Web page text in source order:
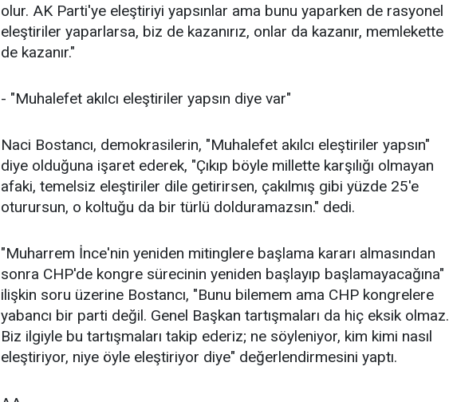
olur. AK Parti'ye eleştiriyi yapsınlar ama bunu yaparken de rasyonel
eleştiriler yaparlarsa, biz de kazanırız, onlar da kazanır, memlekette
de kazanır."
- "Muhalefet akılcı eleştiriler yapsın diye var"
Naci Bostancı, demokrasilerin, "Muhalefet akılcı eleştiriler yapsın"
diye olduğuna işaret ederek, "Çıkıp böyle millette karşılığı olmayan
afaki, temelsiz eleştiriler dile getirirsen, çakılmış gibi yüzde 25'e
oturursun, o koltuğu da bir türlü dolduramazsın." dedi.
"Muharrem İnce'nin yeniden mitinglere başlama kararı almasından
sonra CHP'de kongre sürecinin yeniden başlayıp başlamayacağına"
ilişkin soru üzerine Bostancı, "Bunu bilemem ama CHP kongrelere
yabancı bir parti değil. Genel Başkan tartışmaları da hiç eksik olmaz.
Biz ilgiyle bu tartışmaları takip ederiz; ne söyleniyor, kim kimi nasıl
eleştiriyor, niye öyle eleştiriyor diye" değerlendirmesini yaptı.